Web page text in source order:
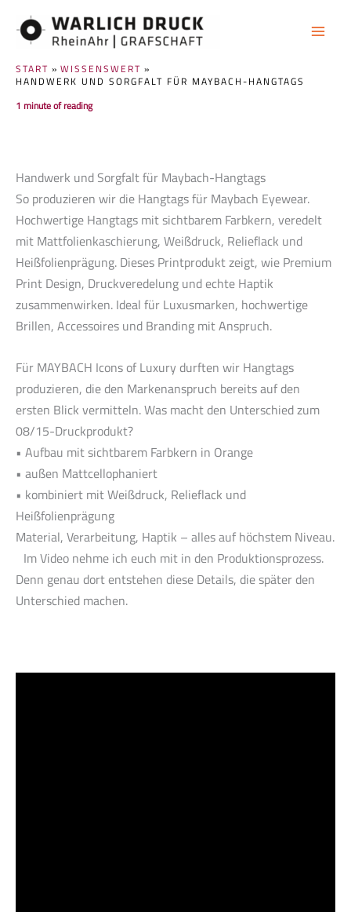
Inhalt
START
WISSENSWERT
HANDWERK UND SORGFALT FÜR MAYBACH-HANGTAGS
1 minute of reading
Handwerk und Sorgfalt für Maybach-Hangtags
So produzieren wir die Hangtags für Maybach Eyewear.
Hochwertige Hangtags mit sichtbarem Farbkern, veredelt
mit Mattfolienkaschierung, Weißdruck, Relieflack und
Heißfolienprägung. Dieses Printprodukt zeigt, wie Premium
Print Design, Druckveredelung und echte Haptik
zusammenwirken. Ideal für Luxusmarken, hochwertige
Brillen, Accessoires und Branding mit Anspruch.
Für MAYBACH Icons of Luxury durften wir Hangtags
produzieren, die den Markenanspruch bereits auf den
ersten Blick vermitteln. Was macht den Unterschied zum
08/15-Druckprodukt?
• Aufbau mit sichtbarem Farbkern in Orange
• außen Mattcellophaniert
• kombiniert mit Weißdruck, Relieflack und
Heißfolienprägung
Material, Verarbeitung, Haptik – alles auf höchstem Niveau.
Im Video nehme ich euch mit in den Produktionsprozess.
Denn genau dort entstehen diese Details, die später den
Unterschied machen.